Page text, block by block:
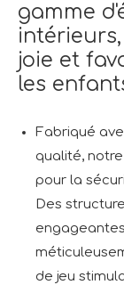
gamme
joie et
les
Fabriqué
qualité,
pour la
Des
de jeu